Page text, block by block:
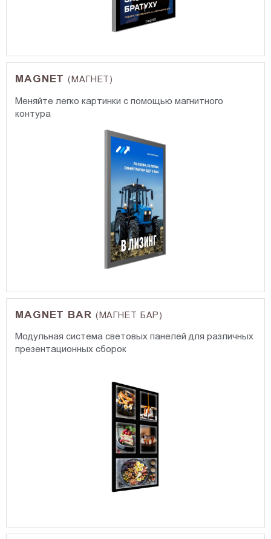
MAGNET(МАГНЕТ)
Меняйте легко картинки с помощью магнитного
контура
MAGNET BAR (МАГНЕТ БАР)
Модульная система световых панелей для различных
презентационных сборок